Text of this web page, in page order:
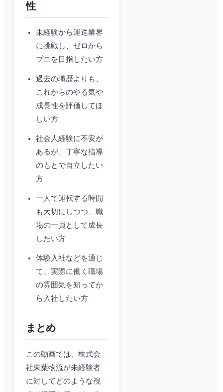
性
未経験から運送業界
に挑戦し、ゼロから
プロを目指したい方
過去の職歴よりも、
これからのやる気や
成長性を評価してほ
しい方
社会人経験に不安が
あるが、丁寧な指導
のもとで自立したい
方
一人で運転する時間
も大切にしつつ、職
場の一員として成長
したい方
体験入社などを通じ
て、実際に働く職場
の雰囲気を知ってか
ら入社したい方
まとめ
この動画では、株式会
社東葉物流が未経験者
に対してどのような視